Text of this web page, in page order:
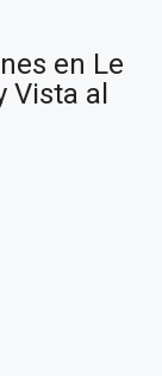
en Le
Vista al